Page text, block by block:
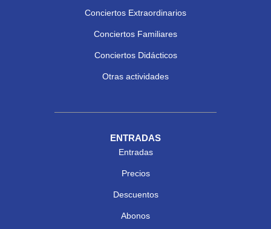
Conciertos Extraordinarios
Conciertos Familiares
Conciertos Didácticos
Otras actividades
ENTRADAS
Entradas
Precios
Descuentos
Abonos